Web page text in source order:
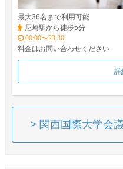
最大36名まで利用可能
尼崎駅から徒歩5分
00:00〜23:30
料金はお問い合わせください
詳
> 関西国際大学会